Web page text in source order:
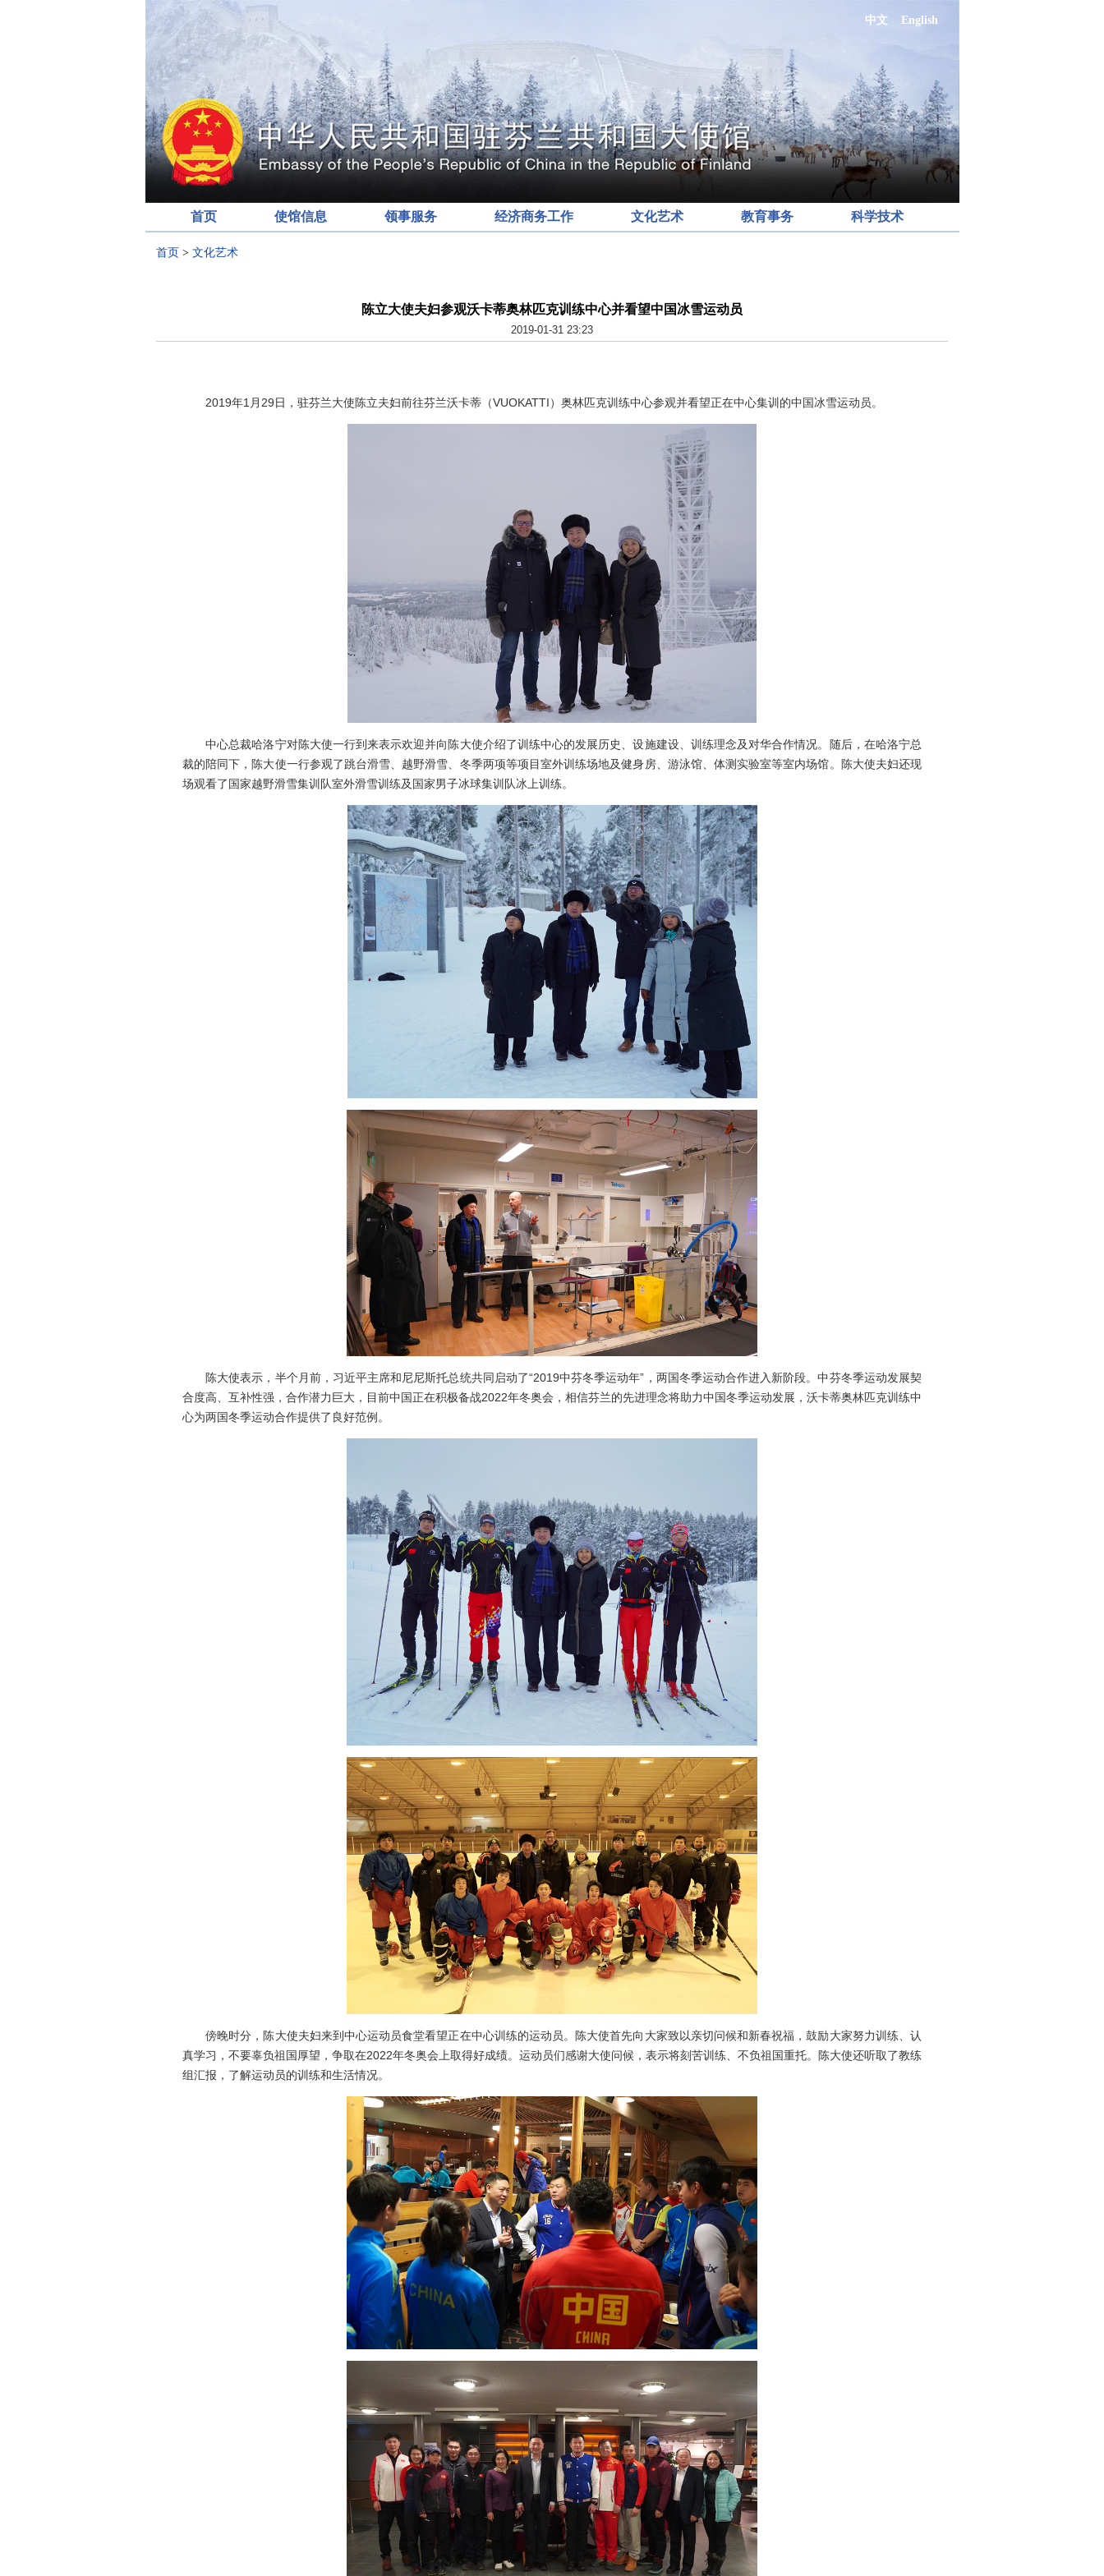
中文 English
首页 使馆信息 领事服务 经济商务工作 文化艺术 教育事务 科学技术
首页 > 文化艺术
陈立大使夫妇参观沃卡蒂奥林匹克训练中心并看望中国冰雪运动员
2019-01-31 23:23
2019年1月29日，驻芬兰大使陈立夫妇前往芬兰沃卡蒂（VUOKATTI）奥林匹克训练中心参观并看望正在中心集训的中国冰雪运动员。
中心总裁哈洛宁对陈大使一行到来表示欢迎并向陈大使介绍了训练中心的发展历史、设施建设、训练理念及对华合作情况。随后，在哈洛宁总
裁的陪同下，陈大使一行参观了跳台滑雪、越野滑雪、冬季两项等项目室外训练场地及健身房、游泳馆、体测实验室等室内场馆。陈大使夫妇还现
场观看了国家越野滑雪集训队室外滑雪训练及国家男子冰球集训队冰上训练。
陈大使表示，半个月前，习近平主席和尼尼斯托总统共同启动了“2019中芬冬季运动年”，两国冬季运动合作进入新阶段。中芬冬季运动发展契
合度高、互补性强，合作潜力巨大，目前中国正在积极备战2022年冬奥会，相信芬兰的先进理念将助力中国冬季运动发展，沃卡蒂奥林匹克训练中
心为两国冬季运动合作提供了良好范例。
傍晚时分，陈大使夫妇来到中心运动员食堂看望正在中心训练的运动员。陈大使首先向大家致以亲切问候和新春祝福，鼓励大家努力训练、认
真学习，不要辜负祖国厚望，争取在2022年冬奥会上取得好成绩。运动员们感谢大使问候，表示将刻苦训练、不负祖国重托。陈大使还听取了教练
组汇报，了解运动员的训练和生活情况。